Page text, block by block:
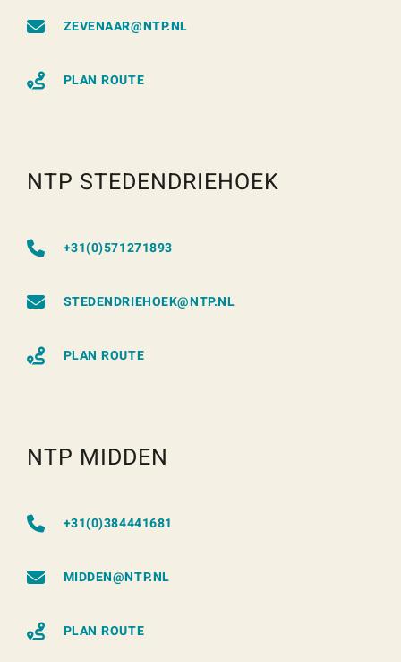
ZEVENAAR@NTP.NL
PLAN ROUTE
NTP STEDENDRIEHOEK
+31(0)571271893
STEDENDRIEHOEK@NTP.NL
PLAN ROUTE
NTP MIDDEN
+31(0)384441681
MIDDEN@NTP.NL
PLAN ROUTE